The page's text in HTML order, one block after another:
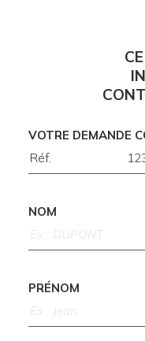
VOTRE DEMANDE
NOM
PRÉNOM